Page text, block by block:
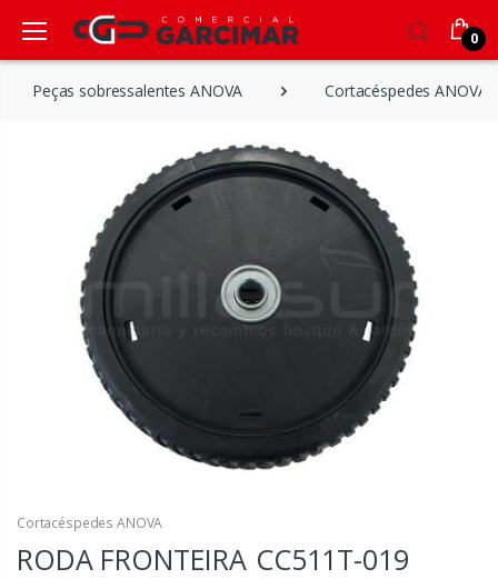
0
Peças sobressalentes ANOVA Cortacéspedes ANOVA
Cortacéspedes ANOVA
RODA FRONTEIRA CC511T-019